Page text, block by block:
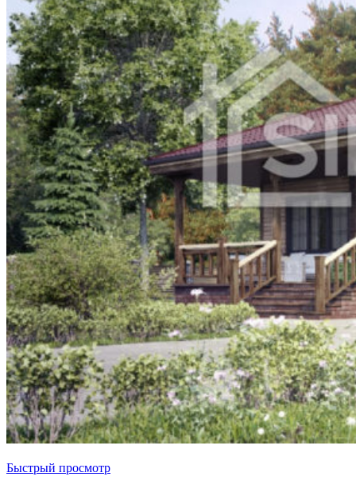
Быстрый просмотр